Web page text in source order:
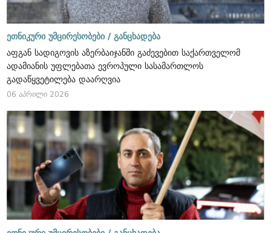
ეთნიკური უმცირესობები / განცხადება
აფგან სადიგოვის აზერბაიჯანში გაძევებით საქართველომ
ადამიანის უფლებათა ევროპული სასამართლოს
გადაწყვეტილება დაარღვია
06 აპრილი 2026